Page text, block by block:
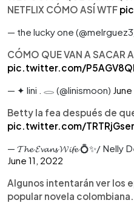
NETFLIX CÓMO ASÍ WTF
— the lucky one
CÓMO QUE VAN A SACAR
pic.twitter.com/
— ✦ lini . 𓂋 (@linismoon)
Betty la fea después de
pic.twitter.com/
— 𝓣𝓱𝓮 𝓔𝓿𝓪𝓷𝓼 𝓦𝓲𝓯𝓮 💍✨/ Nelly
June 11, 2022
Algunos intentarán ver los
popular novela colombiana.